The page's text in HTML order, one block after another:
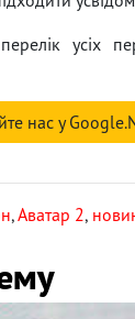
перелік усіх
нас у
,Аватар 2,